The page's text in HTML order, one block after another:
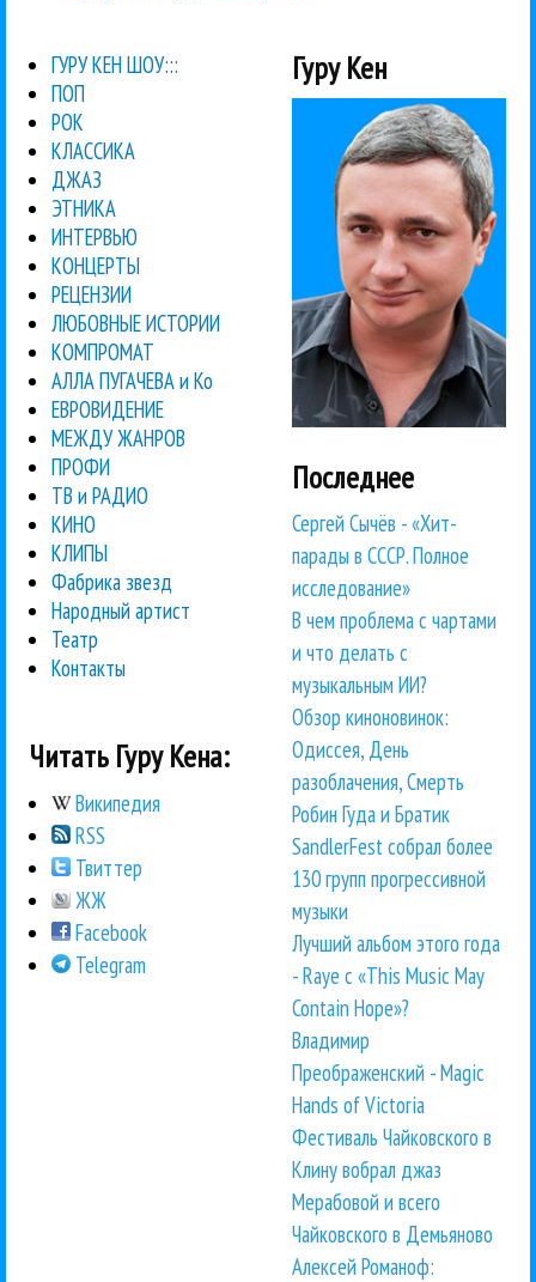
ГУРУ КЕН ШОУ:::
ПОП
РОК
КЛАССИКА
ДЖАЗ
ЭТНИКА
ИНТЕРВЬЮ
КОНЦЕРТЫ
РЕЦЕНЗИИ
ЛЮБОВНЫЕ ИСТОРИИ
КОМПРОМАТ
АЛЛА ПУГАЧЕВА и Ко
ЕВРОВИДЕНИЕ
МЕЖДУ ЖАНРОВ
ПРОФИ
ТВ и РАДИО
КИНО
КЛИПЫ
Фабрика звезд
Народный артист
Театр
Контакты
Читать Гуру Кена:
Википедия
RSS
Твиттер
ЖЖ
Facebook
Telegram
Гуру Кен
Последнее
Сергей Сычёв - «Хит-
парады в СССР. Полное
исследование»
В чем проблема с чартами
и что делать с
музыкальным ИИ?
Обзор киноновинок:
Одиссея, День
разоблачения, Смерть
Робин Гуда и Братик
SandlerFest собрал более
130 групп прогрессивной
музыки
Лучший альбом этого года
- Raye с «This Music May
Contain Hope»?
Владимир
Преображенский - Magic
Hands of Victoria
Фестиваль Чайковского в
Клину вобрал джаз
Мерабовой и всего
Чайковского в Демьяново
Алексей Романоф: